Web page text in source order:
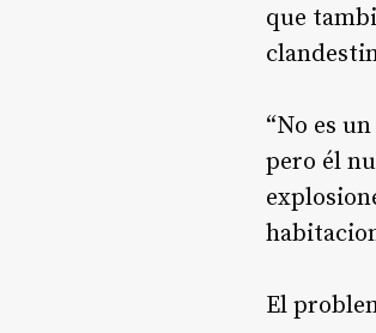
que
“No es
pero él
El